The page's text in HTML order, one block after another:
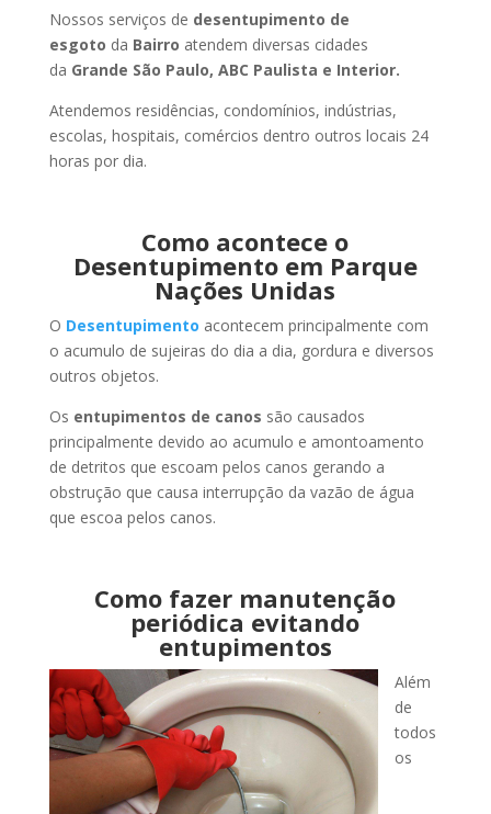
Nossos serviços de desentupimento de
esgoto da Bairro atendem diversas cidades
da Grande São Paulo, ABC Paulista e Interior.
Atendemos residências, condomínios, indústrias,
escolas, hospitais, comércios dentro outros locais 24
horas por dia.
Como acontece o
Desentupimento em Parque
Nações Unidas
O Desentupimento acontecem principalmente com
o acumulo de sujeiras do dia a dia, gordura e diversos
outros objetos.
Os entupimentos de canos são causados
principalmente devido ao acumulo e amontoamento
de detritos que escoam pelos canos gerando a
obstrução que causa interrupção da vazão de água
que escoa pelos canos.
Como fazer manutenção
periódica evitando
entupimentos
Além
de
todos
os